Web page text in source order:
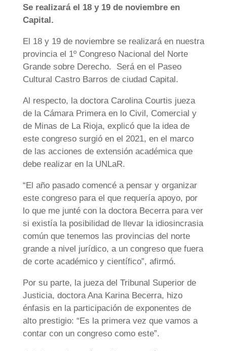
Se realizará el 18 y 19 de noviembre en
Capital.
El 18 y 19 de noviembre se realizará en nuestra
provincia el 1º Congreso Nacional del Norte
Grande sobre Derecho. Será en el Paseo
Cultural Castro Barros de ciudad Capital.
Al respecto, la doctora Carolina Courtis jueza
de la Cámara Primera en lo Civil, Comercial y
de Minas de La Rioja, explicó que la idea de
este congreso surgió en el 2021, en el marco
de las acciones de extensión académica que
debe realizar en la UNLaR.
“El año pasado comencé a pensar y organizar
este congreso para el que requería apoyo, por
lo que me junté con la doctora Becerra para ver
si existía la posibilidad de llevar la idiosincrasia
común que tenemos las provincias del norte
grande a nivel jurídico, a un congreso que fuera
de corte académico y científico”, afirmó.
Por su parte, la jueza del Tribunal Superior de
Justicia, doctora Ana Karina Becerra, hizo
énfasis en la participación de exponentes de
alto prestigio: “Es la primera vez que vamos a
contar con un congreso como este”.